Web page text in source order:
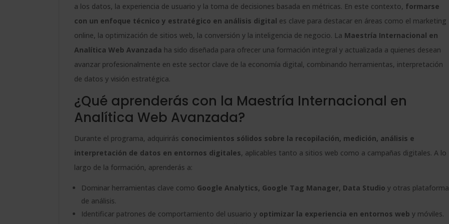
Apostilla
de
la
Haya
-
e
:
a los datos, la experiencia de usuario y la toma de decisiones basada en métricas. En este contexto, formarse
con un enfoque técnico y estratégico en análisis digital es clave para destacar en áreas como el marketing
online, la optimización de sitios web, la conversión y la inteligencia de negocio. La Maestría Internacional en
Analítica Web Avanzada ha sido diseñada para ofrecer una formación integral y actualizada a quienes desean
avanzar profesionalmente en este sector clave de la economía digital, combinando herramientas, interpretación
de datos y visión estratégica.
¿Qué aprenderás con la Maestría Internacional en
Analítica Web Avanzada?
Durante el programa, adquirirás conocimientos sólidos sobre la recopilación, medición, análisis e
interpretación de datos en entornos digitales, aplicables tanto a sitios web como a campañas digitales. A lo
largo de la formación, aprenderás a:
Dominar herramientas clave como Google Analytics, Google Tag Manager, Data Studio y otras
de análisis.
Identificar patrones de comportamiento del usuario y optimizar la experiencia en entornos web y móviles.